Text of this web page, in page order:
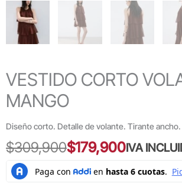
VESTIDO CORTO
MANGO
Diseño corto. Detalle de volante. Tirante
$309,900$179,900IVA